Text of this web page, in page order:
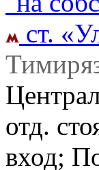
ст.
отд.
вход;